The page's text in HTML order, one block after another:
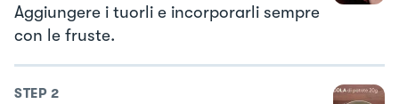
Aggiungere i tuorli e incorporarli sempre
con le fruste.
STEP 2